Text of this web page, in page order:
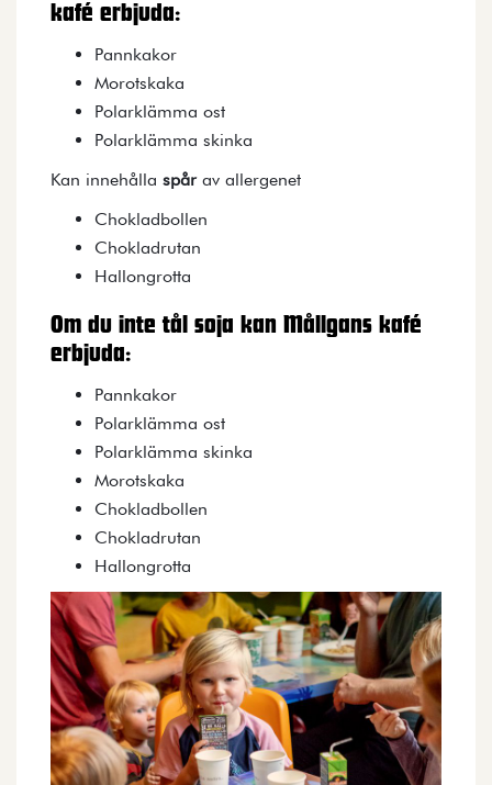
kafé erbjuda:
Pannkakor
Morotskaka
Polarklämma ost
Polarklämma skinka
Kan innehålla spårav allergenet
Chokladbollen
Chokladrutan
Hallongrotta
Om du inte tål soja kan Mållgans kafé
erbjuda:
Pannkakor
Polarklämma ost
Polarklämma skinka
Morotskaka
Chokladbollen
Chokladrutan
Hallongrotta